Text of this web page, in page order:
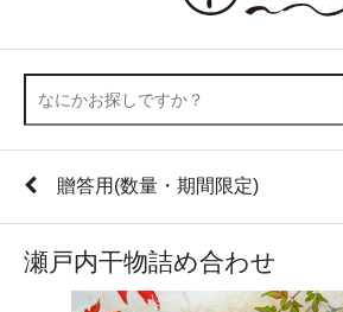
贈答用(数量・期間限定)
瀬戸内干物詰め合わせ